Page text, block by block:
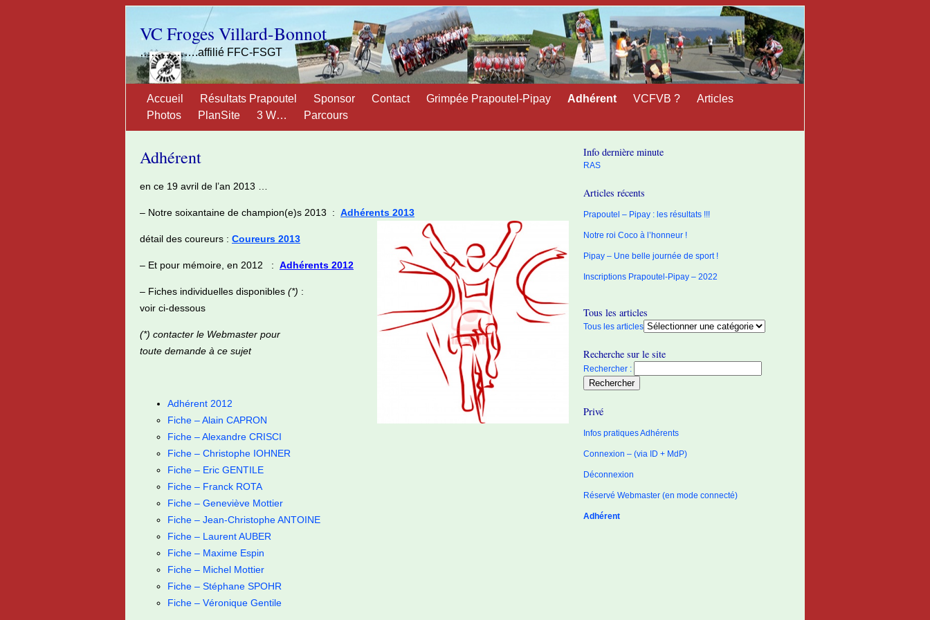
VC Froges Villard-Bonnot
…………….affilié FFC-FSGT
Accueil Résultats Prapoutel Sponsor Contact Grimpée Prapoutel-Pipay Adhérent VCFVB ?
Articles
Photos
PlanSite 3 W… Parcours
Adhérent
en ce 19 avril de l’an 2013 …
– Notre soixantaine de champion(e)s 2013 : Adhérents 2013
détail des coureurs : Coureurs 2013
– Et pour mémoire, en 2012 : Adhérents 2012
– Fiches individuelles disponibles (*) :
voir ci-dessous
(*) contacter le Webmaster pour
toute demande à ce sujet
Adhérent 2012
Fiche – Alain CAPRON
Fiche – Alexandre CRISCI
Fiche – Christophe IOHNER
Fiche – Eric GENTILE
Fiche – Franck ROTA
Fiche – Geneviève Mottier
Fiche – Jean-Christophe ANTOINE
Fiche – Laurent AUBER
Fiche – Maxime Espin
Fiche – Michel Mottier
Fiche – Stéphane SPOHR
Fiche – Véronique Gentile
Info dernière minute
RAS
Articles récents
Prapoutel – Pipay : les résultats !!!
Notre roi Coco à l’honneur !
Pipay – Une belle journée de sport !
Inscriptions Prapoutel-Pipay – 2022
Tous les articles
Tous les articles
Recherche sur le site
Rechercher :
Privé
Infos pratiques Adhérents
Connexion – (via ID + MdP)
Déconnexion
Réservé Webmaster (en mode connecté)
Adhérent